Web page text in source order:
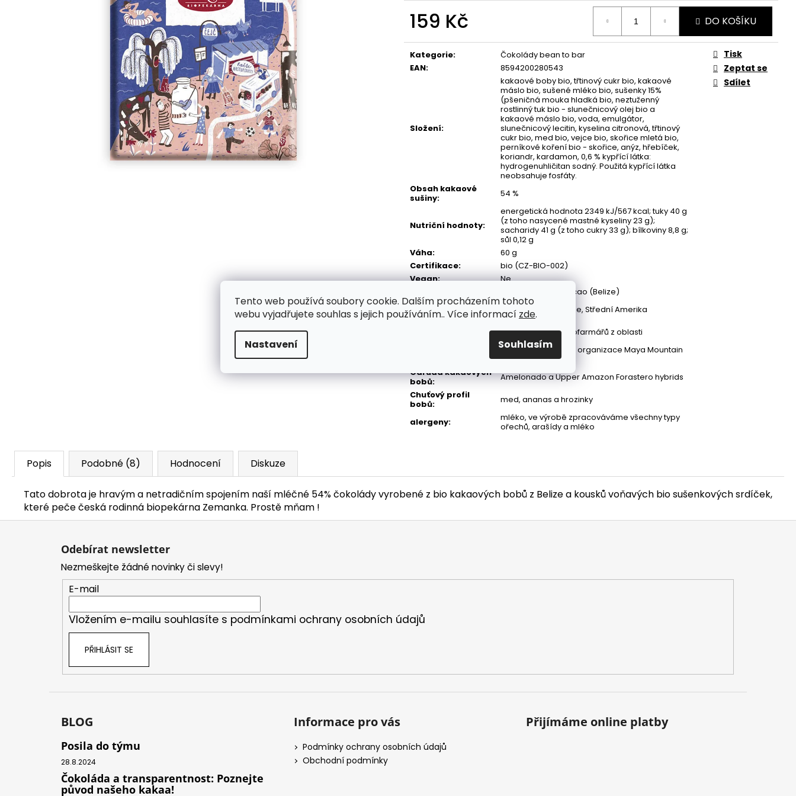
Tento web používá soubory cookie. Dalším procházením tohoto
webu vyjadřujete souhlas s jejich používáním.. Více informací zde.
Nastavení Souhlasím
159 Kč
cena:
DO KOŠÍKU
Kategorie:
Čokolády bean to bar
EAN: 8594200280543
Složení:
kakaové boby bio, třtinový cukr bio, kakaové
máslo bio, sušené mléko bio, sušenky 15%
(pšeničná mouka hladká bio, neztuženný
rostlinný tuk bio - slunečnicový olej bio a
kakaové máslo bio, voda, emulgátor,
slunečnicový lecitin, kyselina citronová, třtinový
cukr bio, med bio, vejce bio, skořice mletá bio,
perníkové koření bio - skořice, anýz, hřebíček,
koriandr, kardamon, 0,6 % kypřící látka:
hydrogenuhličitan sodný. Použitá kypřící látka
neobsahuje fosfáty.
Obsah kakaové
sušiny: 54 %
Nutriční hodnoty:
energetická hodnota 2349 kJ/567 kcal; tuky 40 g
(z toho nasycené mastné kyseliny 23 g);
sacharidy 41 g (z toho cukry 33 g); bílkoviny 8,8 g;
sůl 0,12 g
Váha:
60 g
Certifikace:
bio (CZ-BIO-002)
Vegan:
Ne
Maya Mountain Cacao (Belize)
Oblast sklizně
bobů:
Toledo district, Belize, Střední Amerika
směs od 300+ malofarmářů z oblasti
centrální – zajišťuje organizace Maya Mountain
Cacao
Odrůda kakaových
bobů:
Amelonado a Upper Amazon Forastero hybrids
Chuťový profil
bobů:
med, ananas a hrozinky
alergeny:
mléko, ve výrobě zpracováváme všechny typy
ořechů, arašídy a mléko
Tisk
Zeptat se
Sdílet
Popis Podobné (8) Hodnocení Diskuze
Tato dobrota je hravým a netradičním spojením naší mléčné 54% čokolády vyrobené z bio kakaových bobů z Belize a kousků voňavých bio sušenkových srdíček,
které peče česká rodinná biopekárna Zemanka. Prostě mňam !
Z
Odebírat newsletter
Nezmeškejte žádné novinky či slevy!
E-mail
Vložením e-mailu souhlasíte s podmínkami ochrany osobních údajů
PŘIHLÁSIT SE
BLOG
Posila do týmu
28.8.2024
Čokoláda a transparentnost: Poznejte
původ našeho kakaa!
Informace pro vás
Podmínky ochrany osobních údajů
Obchodní podmínky
Přijímáme online platby